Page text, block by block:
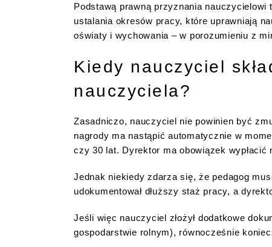
Podstawą prawną przyznania
ustalania okresów pracy, które uprawniają
oświaty i wychowania – w porozumieniu z
Kiedy nauczyciel
nauczyciela?
Zasadniczo, nauczyciel nie powinien być
nagrody ma nastąpić automatycznie w
czy 30 lat. Dyrektor ma obowiązek wypłacić
Jednak niekiedy zdarza się, że pedagog
udokumentował dłuższy staż pracy, a
Jeśli więc nauczyciel złożył dodatkowe
gospodarstwie rolnym), równocześnie